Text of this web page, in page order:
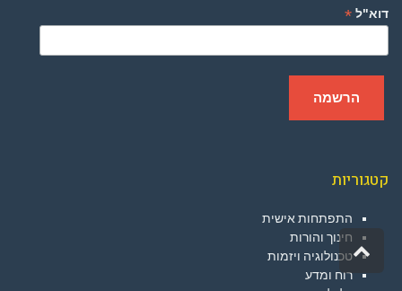
דוא"ל *
קטגוריות
התפתחות אישית
חינוך והורות
טכנולוגיה ויזמות
רוח ומדע
גלילה
לראש
העמוד